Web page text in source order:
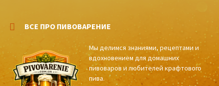
ВСЕ ПРО ПИВОВАРЕНИЕ
Мы делимся знаниями, рецептами и
вдохновением для домашних
пивоваров и любителей крафтового
пива.